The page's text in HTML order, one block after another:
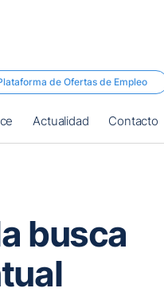
de Ofertas de Empleo
Actualidad Contacto
busca